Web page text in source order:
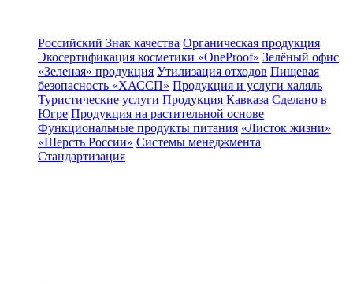
Российский Знак качества Органическая продукция
Экосертификация косметики «OneProof» Зелёный офис
«Зеленая» продукция Утилизация отходов Пищевая
безопасность «ХАССП» Продукция и услуги халяль
Туристические услуги Продукция Кавказа Сделано в
Югре Продукция на растительной основе
Функциональные продукты питания «Листок жизни»
«Шерсть России» Системы менеджмента
Стандартизация